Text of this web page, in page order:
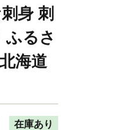
身 刺
ふるさ
海道
在庫あり